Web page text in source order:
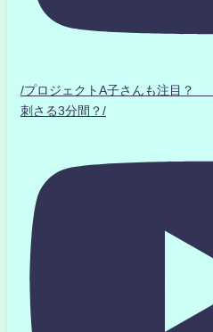
/プロジェクトA子さんも注目？
刺さる3分間？/